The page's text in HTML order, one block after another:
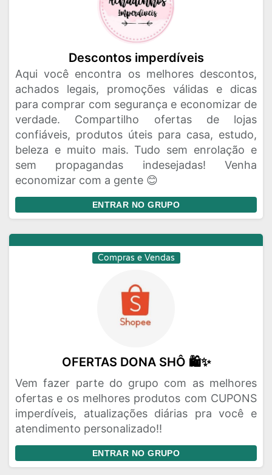
Descontos imperdíveis
Aqui você encontra os melhores descontos,
achados legais, promoções válidas e dicas
para comprar com segurança e economizar de
verdade. Compartilho ofertas de lojas
confiáveis, produtos úteis para casa, estudo,
beleza e muito mais. Tudo sem enrolação e
sem propagandas indesejadas! Venha
economizar com a gente 😊
ENTRAR NO GRUPO
Compras e Vendas
OFERTAS DONA SHÔ 🛍✨️
Vem fazer parte do grupo com as melhores
ofertas e os melhores produtos com CUPONS
imperdíveis, atualizações diárias pra você e
atendimento personalizado!!
ENTRAR NO GRUPO